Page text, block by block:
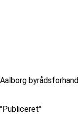
Aalborg
''Publiceret''